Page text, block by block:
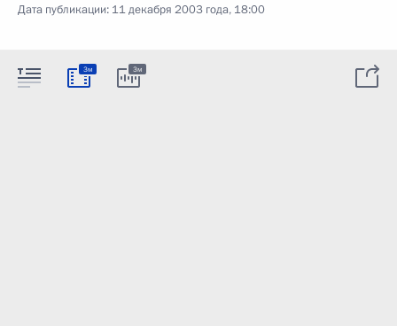
Дата публикации: 11 декабря 2003 года, 18:00
3м 3м